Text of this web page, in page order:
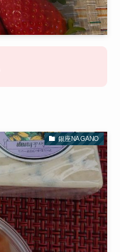
銀座NAGANO